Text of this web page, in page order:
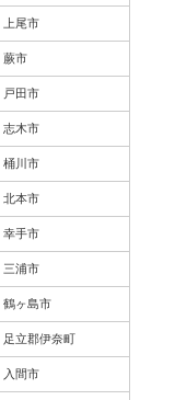
上尾市
蕨市
戸田市
志木市
桶川市
北本市
幸手市
三浦市
鶴ヶ島市
足立郡伊奈町
入間市